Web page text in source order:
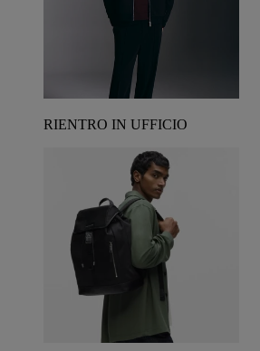
RIENTRO IN UFFICIO